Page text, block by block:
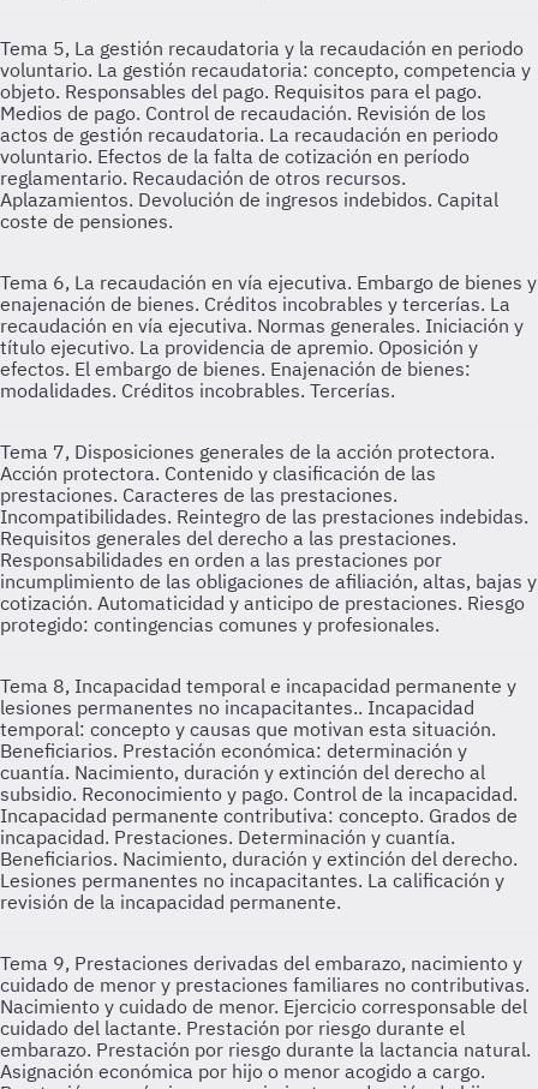
Tema 5, La gestión recaudatoria y la recaudación en periodo
voluntario. La gestión recaudatoria: concepto, competencia y
objeto. Responsables del pago. Requisitos para el pago.
Medios de pago. Control de recaudación. Revisión de los
actos de gestión recaudatoria. La recaudación en periodo
voluntario. Efectos de la falta de cotización en período
reglamentario. Recaudación de otros recursos.
Aplazamientos. Devolución de ingresos indebidos. Capital
coste de pensiones.
Tema 6, La recaudación en vía ejecutiva. Embargo de bienes y
enajenación de bienes. Créditos incobrables y tercerías. La
recaudación en vía ejecutiva. Normas generales. Iniciación y
título ejecutivo. La providencia de apremio. Oposición y
efectos. El embargo de bienes. Enajenación de bienes:
modalidades. Créditos incobrables. Tercerías.
Tema 7, Disposiciones generales de la acción protectora.
Acción protectora. Contenido y clasificación de las
prestaciones. Caracteres de las prestaciones.
Incompatibilidades. Reintegro de las prestaciones indebidas.
Requisitos generales del derecho a las prestaciones.
Responsabilidades en orden a las prestaciones por
incumplimiento de las obligaciones de afiliación, altas, bajas y
cotización. Automaticidad y anticipo de prestaciones. Riesgo
protegido: contingencias comunes y profesionales.
Tema 8, Incapacidad temporal e incapacidad permanente y
lesiones permanentes no incapacitantes.. Incapacidad
temporal: concepto y causas que motivan esta situación.
Beneficiarios. Prestación económica: determinación y
cuantía. Nacimiento, duración y extinción del derecho al
subsidio. Reconocimiento y pago. Control de la incapacidad.
Incapacidad permanente contributiva: concepto. Grados de
incapacidad. Prestaciones. Determinación y cuantía.
Beneficiarios. Nacimiento, duración y extinción del derecho.
Lesiones permanentes no incapacitantes. La calificación y
revisión de la incapacidad permanente.
Tema 9, Prestaciones derivadas del embarazo, nacimiento y
cuidado de menor y prestaciones familiares no contributivas.
Nacimiento y cuidado de menor. Ejercicio corresponsable del
cuidado del lactante. Prestación por riesgo durante el
embarazo. Prestación por riesgo durante la lactancia natural.
Asignación económica por hijo o menor acogido a cargo.